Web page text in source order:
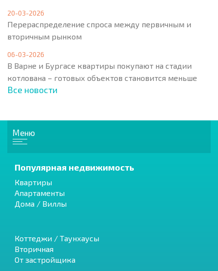
20-03-2026
Перераспределение спроса между первичным и
вторичным рынком
06-03-2026
В Варне и Бургасе квартиры покупают на стадии
котлована – готовых объектов становится меньше
Все новости
Меню
Популярная недвижимость
Квартиры
Апартаменты
Дома / Виллы
Коттеджи / Таунхаусы
Вторичная
От застройщика